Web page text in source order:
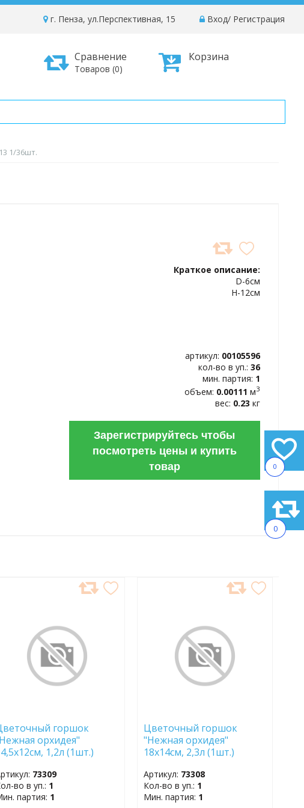
0
0
Вход/ Регистрация
г. Пенза, ул.Перспективная, 15
Корзина
Сравнение
Товаров (0)
1/36шт.
Краткое описание:
D-6см
H-12см
артикул: 00105596
кол-во в уп.: 36
мин. партия: 1
объем: 0.00111 м3
вес: 0.23 кг
Зарегистрируйтесь чтобы
посмотреть цены и купить
товар
горшок
орхидея"
1,2л (1шт.)
73309
во в уп.: 1
партия: 1
Цветочный горшок
"Нежная орхидея"
18х14см, 2,3л (1шт.)
Артикул: 73308
Кол-во в уп.: 1
Мин. партия: 1